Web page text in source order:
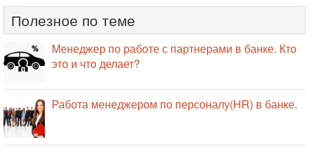
Полезное по теме
Менеджер по работе с партнерами в банке. Кто
это и что делает?
Работа менеджером по персоналу(HR) в банке.